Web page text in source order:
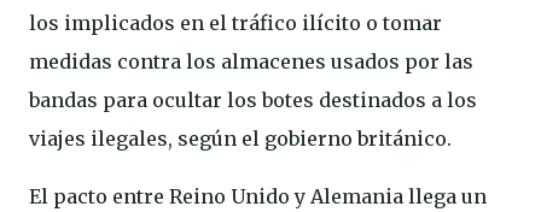
los implicados en el tráfico ilícito o tomar
medidas contra los almacenes usados por las
bandas para ocultar los botes destinados a los
viajes ilegales, según el gobierno británico.
El pacto entre Reino Unido y Alemania llega un